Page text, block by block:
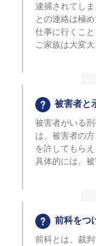
逮捕されてし
との連絡は極
仕事に行くこ
ご家族は大変
被害者と
被害者がいる
は、被害者の
を許してもら
具体的には、
前科をつ
前科とは、裁